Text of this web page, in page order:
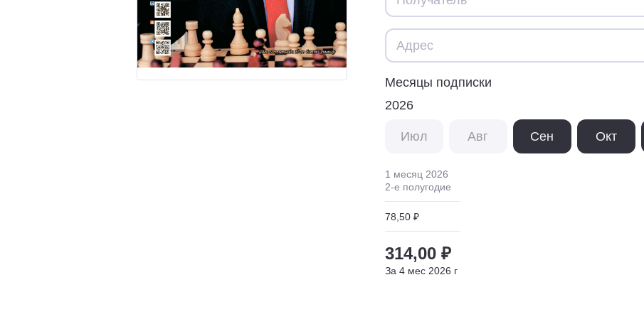
Месяцы подписки
2026
Июл Авг Сен Окт
1 месяц 2026
2-е полугодие
78,50 ₽
314,00 ₽
За 4 мес 2026 г